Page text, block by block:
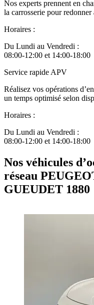
Nos experts prennent en
la carrosserie pour
Horaires :
Du Lundi au Vendredi :
08:00-12:00 et 14:00-18:00
Service rapide APV
Réalisez vos opérations
un temps optimisé selon
Horaires :
Du Lundi au Vendredi :
08:00-12:00 et 14:00-18:00
Nos véhicules
réseau
GUEUDET 1880